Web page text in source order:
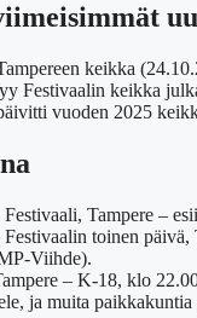
keikka
Festivaalin keikka
vuoden 2025
Tampere –
toinen päivä,
Viihde).
– K-18, klo
ja muita